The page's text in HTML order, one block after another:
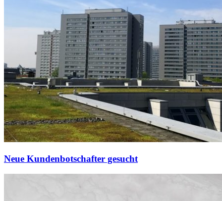
Neue Kundenbotschafter gesucht